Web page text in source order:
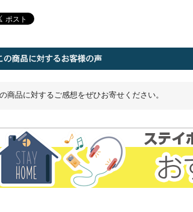
商品に対するご感想をぜひお寄せください。